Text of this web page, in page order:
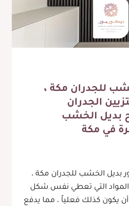
للجدران مكة ،
الجدران
بديل الخشب
في مكة
بديل الخشب للجدران مكة ،
المواد التي تعطي نفس شكل
يكون كذلك فعلياً ، مما يدفع